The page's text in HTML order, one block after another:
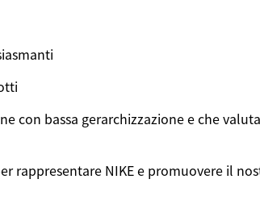
con bassa gerarchizzazione e che
rappresentare NIKE e promuovere il